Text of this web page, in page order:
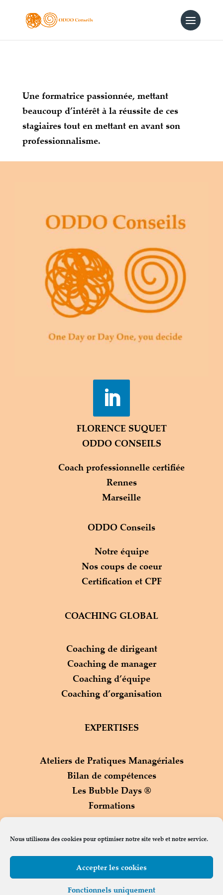
Nous utilisons des cookies pour optimiser notre site web et notre service.
Accepter les cookies
Fonctionnels uniquement
Uneformatrice passionnée, mettant
beaucoup d’intérêt à la réussite de ces
stagiaires tout en mettant en avant son
professionnalisme.
FLORENCE SUQUET
ODDO CONSEILS
Coach professionnelle certifiée
Rennes
Marseille
ODDO Conseils
Notre équipe
Nos coups de coeur
Certification et CPF
COACHING GLOBAL
Coaching de dirigeant
Coaching de manager
Coaching d’équipe
Coaching d’organisation
EXPERTISES
Ateliers de Pratiques Managériales
Bilan de compétences
Les Bubble Days ®
Formations
Process Com ®
Contact